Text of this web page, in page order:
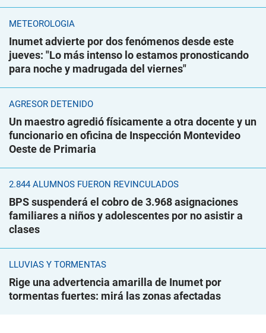
METEOROLOGÍA
Inumet advierte por dos fenómenos desde este
jueves: "Lo más intenso lo estamos pronosticando
para noche y madrugada del viernes"
AGRESOR DETENIDO
Un maestro agredió físicamente a otra docente y un
funcionario en oficina de Inspección Montevideo
Oeste de Primaria
2.844 ALUMNOS FUERON REVINCULADOS
BPS suspenderá el cobro de 3.968 asignaciones
familiares a niños y adolescentes por no asistir a
clases
LLUVIAS Y TORMENTAS
Rige una advertencia amarilla de Inumet por
tormentas fuertes: mirá las zonas afectadas